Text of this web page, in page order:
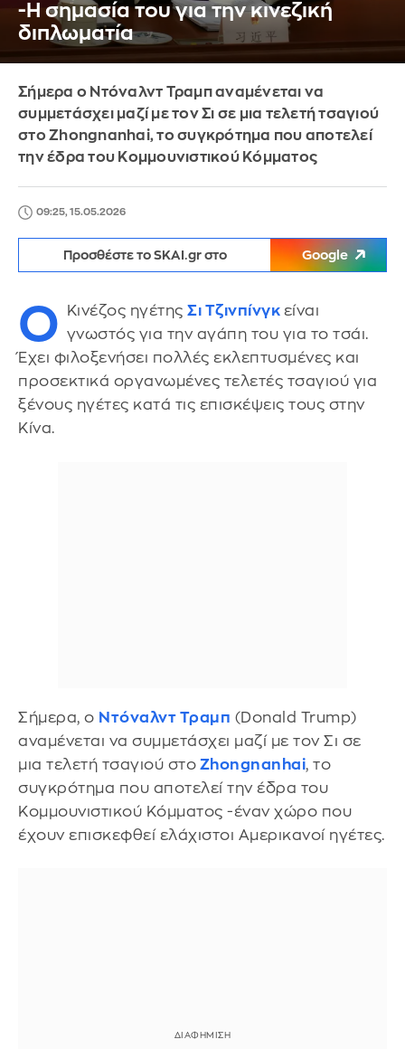
-Η σημασία του για την κινεζική
διπλωματία
Σήμερα ο Ντόναλντ Τραμπ αναμένεται να
συμμετάσχει μαζί με τον Σι σε μια τελετή τσαγιού
στο Zhongnanhai, το συγκρότημα που αποτελεί
την έδρα του Κομμουνιστικού Κόμματος
09:25, 15.05.2026
Προσθέστε το SKAI.gr στο Google
Ο Κινέζος ηγέτης Σι Τζινπίνγκ είναι
γνωστός για την αγάπη του για το τσάι.
Έχει φιλοξενήσει πολλές εκλεπτυσμένες και
προσεκτικά οργανωμένες τελετές τσαγιού για
ξένους ηγέτες κατά τις επισκέψεις τους στην
Κίνα.
Σήμερα, ο Ντόναλντ Τραμπ (Donald Trump)
αναμένεται να συμμετάσχει μαζί με τον Σι σε
μια τελετή τσαγιού στο Zhongnanhai, το
συγκρότημα που αποτελεί την έδρα του
Κομμουνιστικού Κόμματος -έναν χώρο που
έχουν επισκεφθεί ελάχιστοι Αμερικανοί ηγέτες.